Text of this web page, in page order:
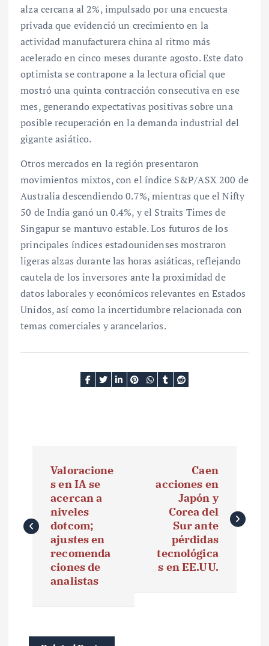
alza cercana al 2%, impulsado por una encuesta
privada que evidenció un crecimiento en la
actividad manufacturera china al ritmo más
acelerado en cinco meses durante agosto. Este dato
optimista se contrapone a la lectura oficial que
mostró una quinta contracción consecutiva en ese
mes, generando expectativas positivas sobre una
posible recuperación en la demanda industrial del
gigante asiático.
Otros mercados en la región presentaron
movimientos mixtos, con el índice S&P/ASX 200 de
Australia descendiendo 0.7%, mientras que el Nifty
50 de India ganó un 0.4%, y el Straits Times de
Singapur se mantuvo estable. Los futuros de los
principales índices estadounidenses mostraron
ligeras alzas durante las horas asiáticas, reflejando
cautela de los inversores ante la proximidad de
datos laborales y económicos relevantes en Estados
Unidos, así como la incertidumbre relacionada con
temas comerciales y arancelarios.
e
Valoracione
s en IA se
acercan a
niveles
dotcom;
ajustes en
recomenda
ciones de
analistas
Caen
acciones en
Japón y
Corea del
Sur ante
pérdidas
tecnológica
s en EE.UU.